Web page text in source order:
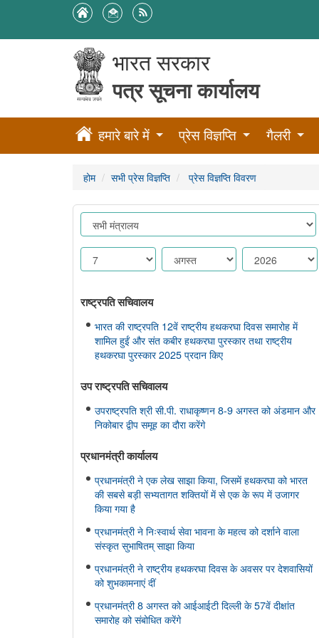
भारत सरकार
पत्र सूचना कार्यालय
हमारे बारे में प्रेस विज्ञप्ति गैलरी
होम सभी प्रेस विज्ञप्ति प्रेस विज्ञप्ति विवरण
राष्ट्रपति सचिवालय
भारत की राष्ट्रपति 12वें राष्ट्रीय हथकरघा दिवस समारोह में
शामिल हुईं और संत कबीर हथकरघा पुरस्कार तथा राष्ट्रीय
हथकरघा पुरस्कार 2025 प्रदान किए
उप राष्ट्रपति सचिवालय
उपराष्ट्रपति श्री सी.पी. राधाकृष्णन 8-9 अगस्त को अंडमान और
निकोबार द्वीप समूह का दौरा करेंगे
प्रधानमंत्री कार्यालय
प्रधानमंत्री ने एक लेख साझा किया, जिसमें हथकरघा को भारत
की सबसे बड़ी सभ्यतागत शक्तियों में से एक के रूप में उजागर
किया गया है
प्रधानमंत्री ने निःस्वार्थ सेवा भावना के महत्व को दर्शाने वाला
संस्कृत सुभाषितम् साझा किया
प्रधानमंत्री ने राष्ट्रीय हथकरघा दिवस के अवसर पर देशवासियों
को शुभकामनाएं दीं
प्रधानमंत्री 8 अगस्त को आईआईटी दिल्ली के 57वें दीक्षांत
समारोह को संबोधित करेंगे